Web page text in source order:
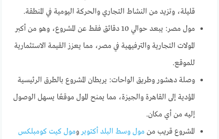
قليلة، وتزيد من النشاط التجاري والحركة اليومية في المنطقة.
مول مصر: يبعد حوالي 10 دقائق فقط عن المشروع، وهو من أكبر
المولات التجارية والترفيهية في مصر، مما يعزز القيمة الاستثمارية
للموقع.
وصلة دهشور وطريق الواحات: يربطان المشروع بالطرق الرئيسية
المؤدية إلى القاهرة والجيزة، مما يمنح المول موقعًا يسهل الوصول
إليه من أي مكان.
المشروع قريب من مول وسط البلد أكتوبر ومول كيت كومبلكس